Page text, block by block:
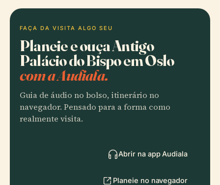
FAÇA DA VISITA ALGO SEU
Planeie e ouça Antigo
Palácio do Bispo em Oslo
com a Audiala.
Guia de áudio no bolso, itinerário no
navegador. Pensado para a forma como
realmente visita.
Abrir na app Audiala
Planeie no navegador